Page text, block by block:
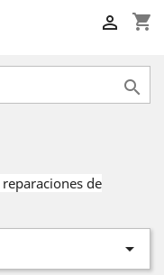
shopping_cart


de
